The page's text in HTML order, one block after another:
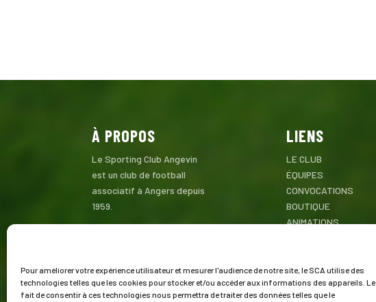
Pour améliorer votre expérience utilisateur et mesurer l'audience de notre site, le SCA utilise des
technologies telles que les cookies pour stocker et/ou accéder aux informations des appareils. Le
fait de consentir à ces technologies nous permettra de traiter des données telles que le
À PROPOS
Le Sporting Club Angevin
est un club de football
associatif à Angers depuis
1959.
LIENS
LE CLUB
ÉQUIPES
CONVOCATIONS
BOUTIQUE
ANIMATIONS